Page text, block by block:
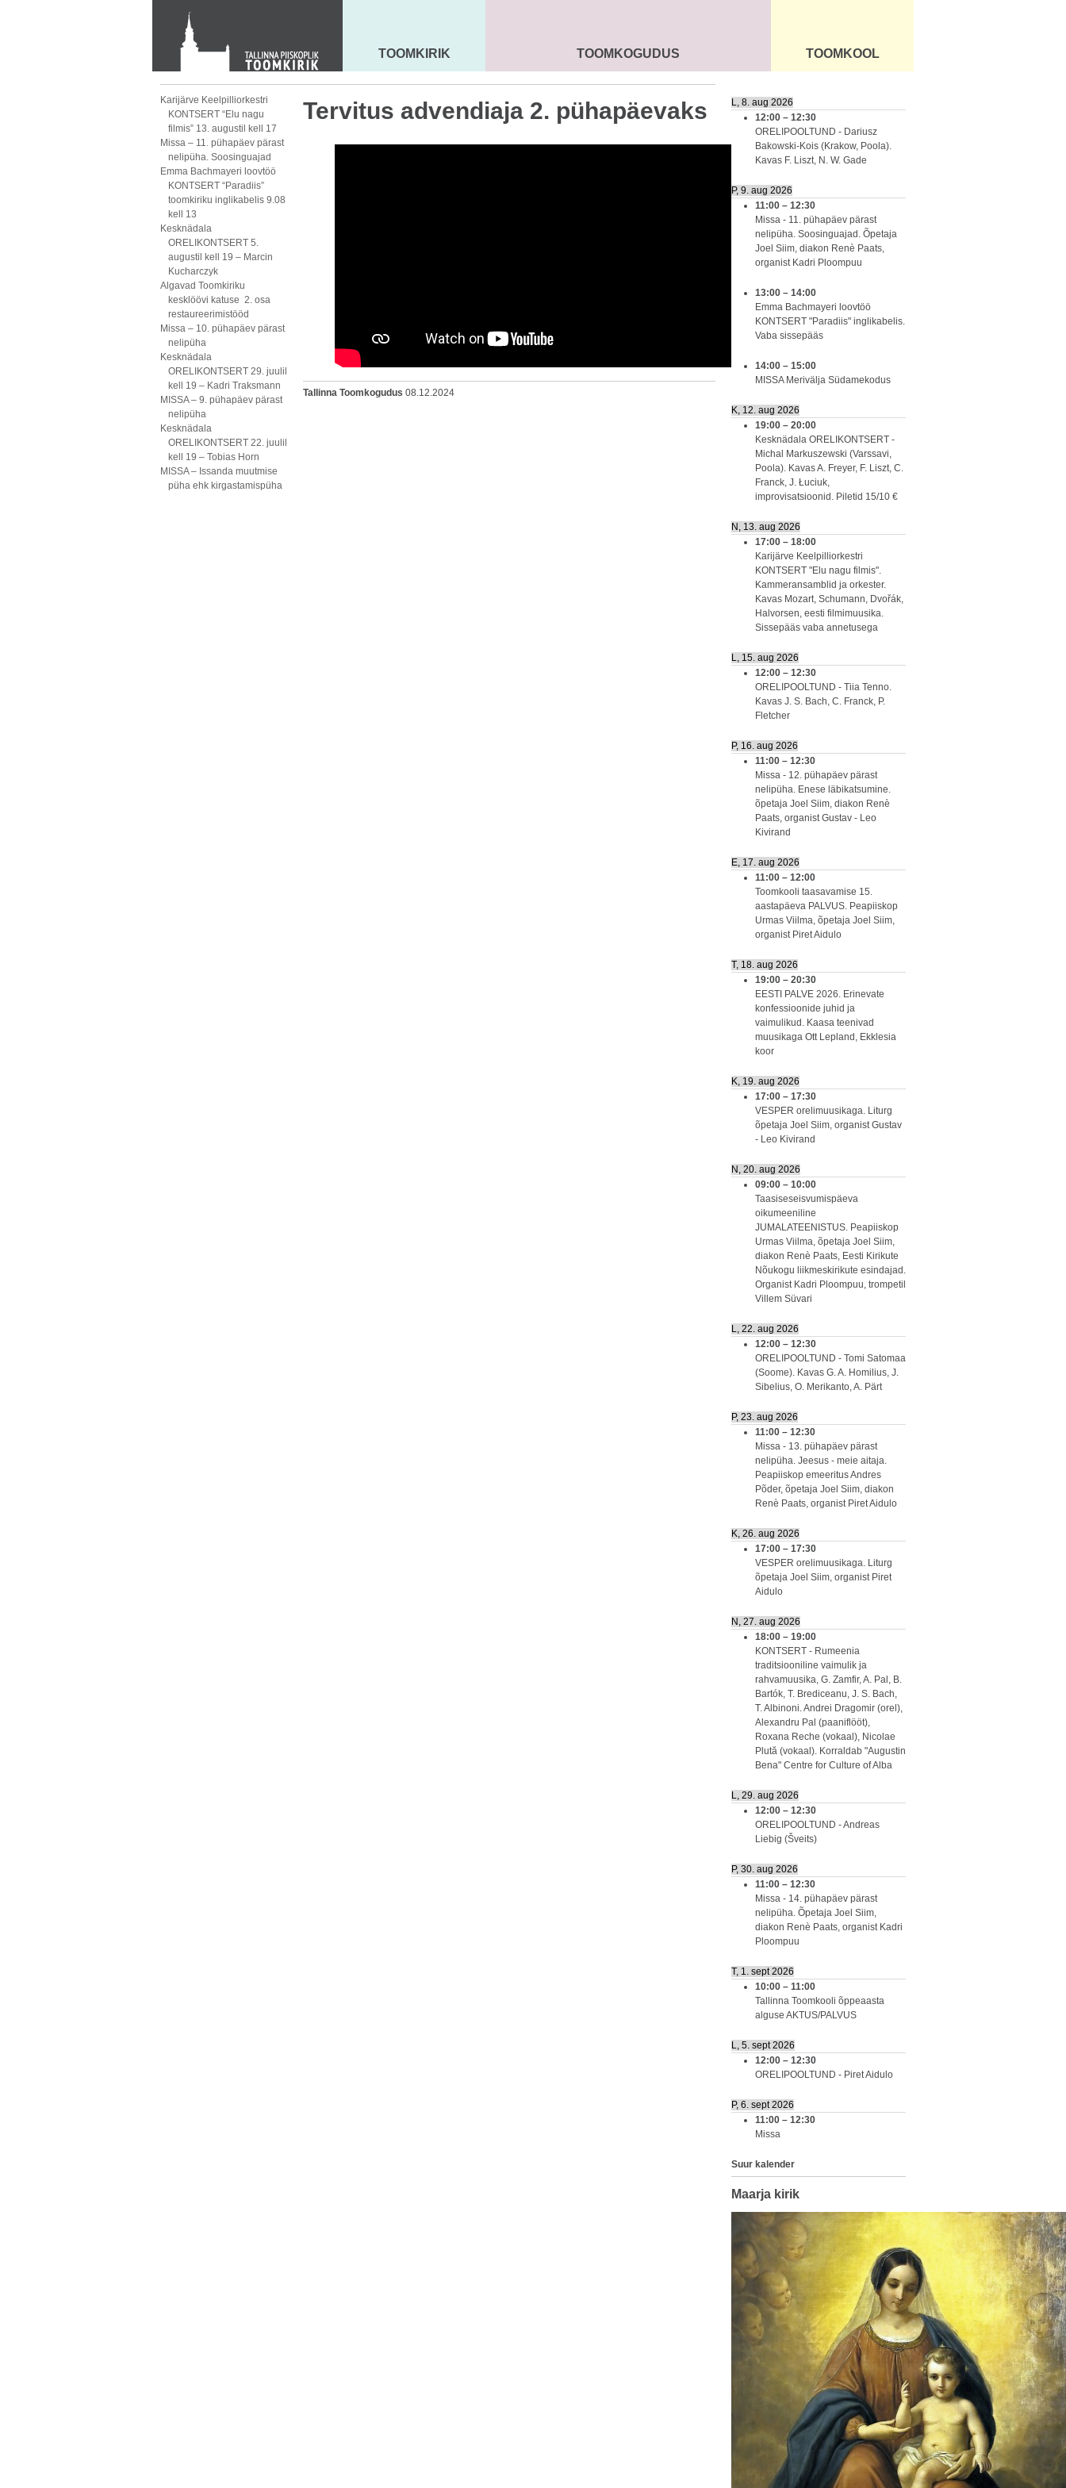
KONTAKT
Toom-Kooli 6, 10130 TALLINN
tallinna.toom@eelk.ee
MAARJA KIRIK
TOOMKIRIK SEENIORID KOGUDUS
TOOMKOGUDUS ÜLDINFO
TOOMKOOL
Karijärve Keelpilliorkestri
KONTSERT “Elu nagu
filmis” 13. augustil kell 17
Missa – 11. pühapäev pärast
nelipüha. Soosinguajad
Emma Bachmayeri loovtöö
KONTSERT “Paradiis”
toomkiriku inglikabelis 9.08
kell 13
Kesknädala
ORELIKONTSERT 5.
augustil kell 19 – Marcin
Kucharczyk
Algavad Toomkiriku
kesklöövi katuse 2. osa
restaureerimistööd
Missa – 10. pühapäev pärast
nelipüha
Kesknädala
ORELIKONTSERT 29. juulil
kell 19 – Kadri Traksmann
MISSA – 9. pühapäev pärast
nelipüha
Kesknädala
ORELIKONTSERT 22. juulil
kell 19 – Tobias Horn
MISSA – Issanda muutmise
püha ehk kirgastamispüha
Tervitus advendiaja 2. pühapäevaks
Tallinna Toomkogudus 08.12.2024
L, 8. aug 2026
12:00 – 12:30
ORELIPOOLTUND - Dariusz
Bakowski-Kois (Krakow, Poola).
Kavas F. Liszt, N. W. Gade
P, 9. aug 2026
11:00 – 12:30
Missa - 11. pühapäev pärast
nelipüha. Soosinguajad. Õpetaja
Joel Siim, diakon Renè Paats,
organist Kadri Ploompuu
13:00 – 14:00
Emma Bachmayeri loovtöö
KONTSERT "Paradiis" inglikabelis.
Vaba sissepääs
14:00 – 15:00
MISSA Merivälja Südamekodus
K, 12. aug 2026
19:00 – 20:00
Kesknädala ORELIKONTSERT -
Michal Markuszewski (Varssavi,
Poola). Kavas A. Freyer, F. Liszt, C.
Franck, J. Łuciuk,
improvisatsioonid. Piletid 15/10 €
N, 13. aug 2026
17:00 – 18:00
Karijärve Keelpilliorkestri
KONTSERT "Elu nagu filmis".
Kammeransamblid ja orkester.
Kavas Mozart, Schumann, Dvořák,
Halvorsen, eesti filmimuusika.
Sissepääs vaba annetusega
L, 15. aug 2026
12:00 – 12:30
ORELIPOOLTUND - Tiia Tenno.
Kavas J. S. Bach, C. Franck, P.
Fletcher
P, 16. aug 2026
11:00 – 12:30
Missa - 12. pühapäev pärast
nelipüha. Enese läbikatsumine.
õpetaja Joel Siim, diakon Renè
Paats, organist Gustav - Leo
Kivirand
E, 17. aug 2026
11:00 – 12:00
Toomkooli taasavamise 15.
aastapäeva PALVUS. Peapiiskop
Urmas Viilma, õpetaja Joel Siim,
organist Piret Aidulo
T, 18. aug 2026
19:00 – 20:30
EESTI PALVE 2026. Erinevate
konfessioonide juhid ja
vaimulikud. Kaasa teenivad
muusikaga Ott Lepland, Ekklesia
koor
K, 19. aug 2026
17:00 – 17:30
VESPER orelimuusikaga. Liturg
õpetaja Joel Siim, organist Gustav
- Leo Kivirand
N, 20. aug 2026
09:00 – 10:00
Taasiseseisvumispäeva
oikumeeniline
JUMALATEENISTUS. Peapiiskop
Urmas Viilma, õpetaja Joel Siim,
diakon Renè Paats, Eesti Kirikute
Nõukogu liikmeskirikute esindajad.
Organist Kadri Ploompuu, trompetil
Villem Süvari
L, 22. aug 2026
12:00 – 12:30
ORELIPOOLTUND - Tomi Satomaa
(Soome). Kavas G. A. Homilius, J.
Sibelius, O. Merikanto, A. Pärt
P, 23. aug 2026
11:00 – 12:30
Missa - 13. pühapäev pärast
nelipüha. Jeesus - meie aitaja.
Peapiiskop emeeritus Andres
Põder, õpetaja Joel Siim, diakon
Renè Paats, organist Piret Aidulo
K, 26. aug 2026
17:00 – 17:30
VESPER orelimuusikaga. Liturg
õpetaja Joel Siim, organist Piret
Aidulo
N, 27. aug 2026
18:00 – 19:00
KONTSERT - Rumeenia
traditsiooniline vaimulik ja
rahvamuusika, G. Zamfir, A. Pal, B.
Bartók, T. Brediceanu, J. S. Bach,
T. Albinoni. Andrei Dragomir (orel),
Alexandru Pal (paaniflööt),
Roxana Reche (vokaal), Nicolae
Plută (vokaal). Korraldab "Augustin
Bena" Centre for Culture of Alba
L, 29. aug 2026
12:00 – 12:30
ORELIPOOLTUND - Andreas
Liebig (Šveits)
P, 30. aug 2026
11:00 – 12:30
Missa - 14. pühapäev pärast
nelipüha. Õpetaja Joel Siim,
diakon Renè Paats, organist Kadri
Ploompuu
T, 1. sept 2026
10:00 – 11:00
Tallinna Toomkooli õppeaasta
alguse AKTUS/PALVUS
L, 5. sept 2026
12:00 – 12:30
ORELIPOOLTUND - Piret Aidulo
P, 6. sept 2026
11:00 – 12:30
Missa
Suur kalender
Maarja kirik